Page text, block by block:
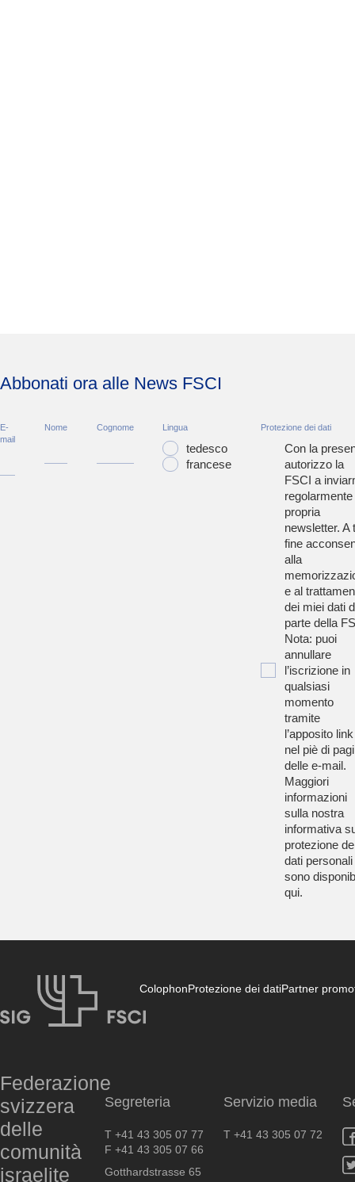
Abbonati ora alle News FSCI
E-
mail
Nome Cognome Lingua
tedesco
francese
Protezione dei dati
Con la
autorizzo la
FSCI a
regolarmente
propria
newsletter. A
fine
alla
e al
dei miei dati
parte della
Nota: puoi
annullare
l’iscrizione in
qualsiasi
momento
tramite
l’apposito link
nel piè di
delle e-mail.
Maggiori
informazioni
sulla nostra
informativa
protezione
dati personali
sono
qui.
ColophonProtezione dei datiPartner
Federazione
svizzera
delle
comunità
israelite
Segreteria
T +41 43 305 07 77
F +41 43 305 07 66
Gotthardstrasse 65
Servizio media
T +41 43 305 07 72